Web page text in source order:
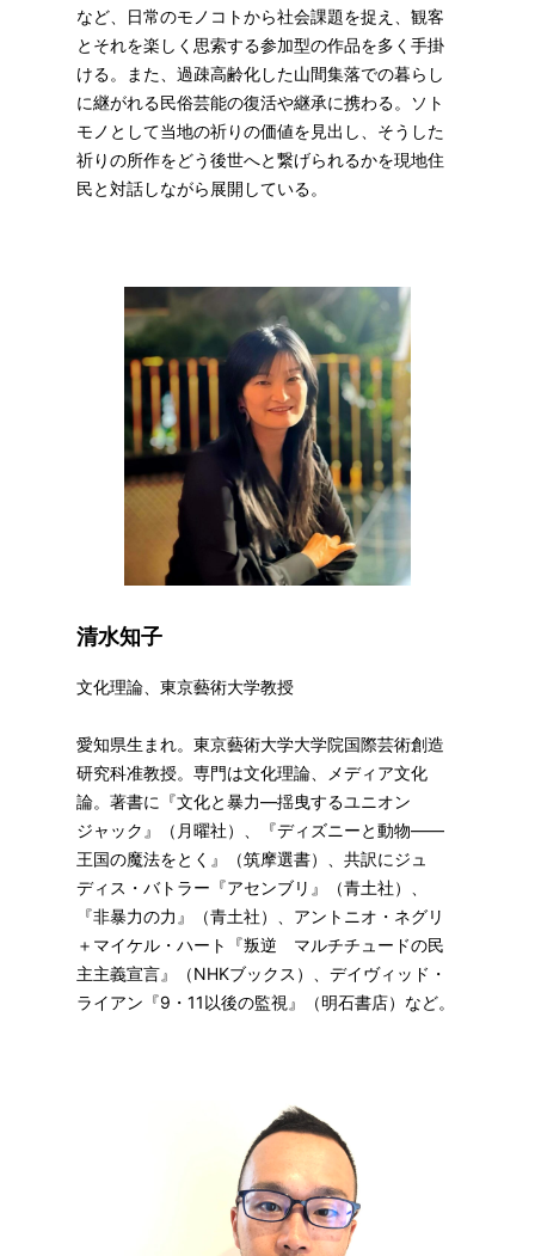
など、日常のモノコトから社会課題を捉え、観客
とそれを楽しく思索する参加型の作品を多く手掛
ける。また、過疎高齢化した山間集落での暮らし
に継がれる民俗芸能の復活や継承に携わる。ソト
モノとして当地の祈りの価値を見出し、そうした
祈りの所作をどう後世へと繋げられるかを現地住
民と対話しながら展開している。
清水知子
文化理論、東京藝術大学教授
愛知県生まれ。東京藝術大学大学院国際芸術創造
研究科准教授。専門は文化理論、メディア文化
論。著書に『文化と暴力—揺曳するユニオン
ジャック』（月曜社）、『ディズニーと動物——
王国の魔法をとく』（筑摩選書）、共訳にジュ
ディス・バトラー『アセンブリ』（青土社）、
『非暴力の力』（青土社）、アントニオ・ネグリ
＋マイケル・ハート『叛逆 マルチチュードの民
主主義宣言』（NHKブックス）、デイヴィッド・
ライアン『9・11以後の監視』（明石書店）など。